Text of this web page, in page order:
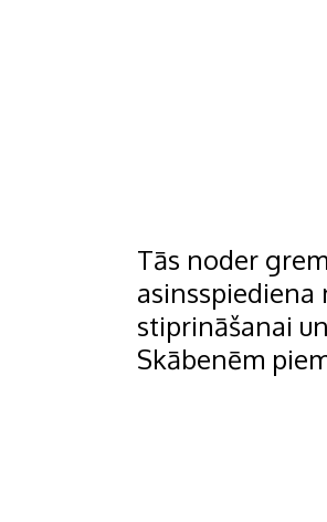
Tās noder
asinsspiediena
stiprināšanai
Skābenēm